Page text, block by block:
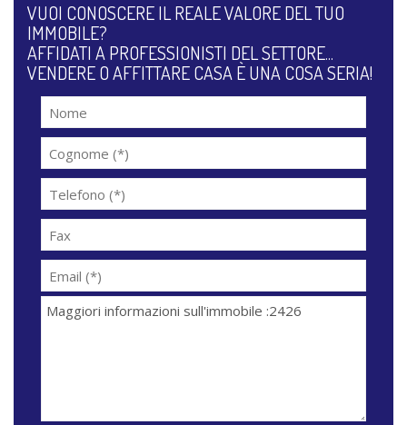
VUOI CONOSCERE IL REALE VALORE DEL TUO
IMMOBILE?
AFFIDATI A PROFESSIONISTI DEL SETTORE...
VENDERE O AFFITTARE CASA È UNA COSA SERIA!